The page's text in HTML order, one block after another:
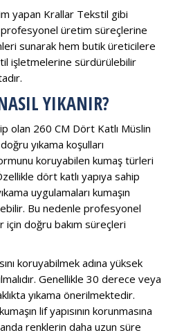
yapan Krallar Tekstil gibi
üretim süreçlerine
sunarak hem butik üreticilere
işletmelerine sürdürülebilir
YIKANIR?
olan 260 CM Dört Katlı Müslin
yıkama koşulları
koruyabilen kumaş türleri
dört katlı yapıya sahip
uygulamaları kumaşın
Bu nedenle profesyonel
için doğru bakım süreçleri
koruyabilmek adına yüksek
Genellikle 30 derece veya
yıkama önerilmektedir.
lif yapısının korunmasına
renklerin daha uzun süre